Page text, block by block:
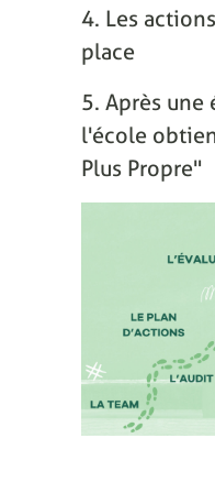
4. Les
place
5. Après une
l'école
Plus Propre"